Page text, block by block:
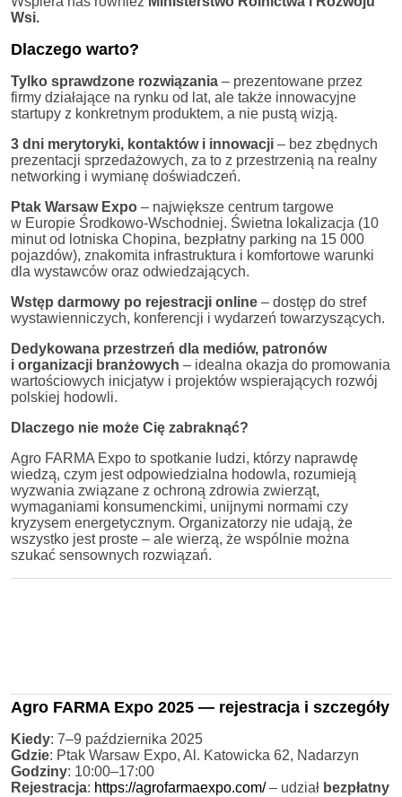
Wsi.
Dlaczego warto?
Tylko sprawdzone rozwiązania – prezentowane przez
firmy działające na rynku od lat, ale także innowacyjne
startupy z konkretnym produktem, a nie pustą wizją.
3 dni merytoryki, kontaktów i innowacji – bez zbędnych
prezentacji sprzedażowych, za to z przestrzenią na realny
networking i wymianę doświadczeń.
Ptak Warsaw Expo – największe centrum targowe
w Europie Środkowo-Wschodniej. Świetna lokalizacja (10
minut od lotniska Chopina, bezpłatny parking na 15 000
pojazdów), znakomita infrastruktura i komfortowe warunki
dla wystawców oraz odwiedzających.
Wstęp darmowy po rejestracji online – dostęp do stref
wystawienniczych, konferencji i wydarzeń towarzyszących.
Dedykowana przestrzeń dla mediów, patronów
i organizacji branżowych – idealna okazja do promowania
wartościowych inicjatyw i projektów wspierających rozwój
polskiej hodowli.
Dlaczego nie może Cię zabraknąć?
Agro FARMA Expo to spotkanie ludzi, którzy naprawdę
wiedzą, czym jest odpowiedzialna hodowla, rozumieją
wyzwania związane z ochroną zdrowia zwierząt,
wymaganiami konsumenckimi, unijnymi normami czy
kryzysem energetycznym. Organizatorzy nie udają, że
wszystko jest proste – ale wierzą, że wspólnie można
szukać sensownych rozwiązań.
Agro FARMA Expo 2025 — rejestracja i szczegóły
Kiedy: 7–9 października 2025
Gdzie: Ptak Warsaw Expo, Al. Katowicka 62, Nadarzyn
Godziny: 10:00–17:00
Rejestracja: https://agrofarmaexpo.com/– udział bezpłatny